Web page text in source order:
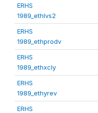
ERHS
1989_ethlvs2
ERHS
1989_ethprodv
ERHS
1989_ethxcly
ERHS
1989_ethyrev
ERHS